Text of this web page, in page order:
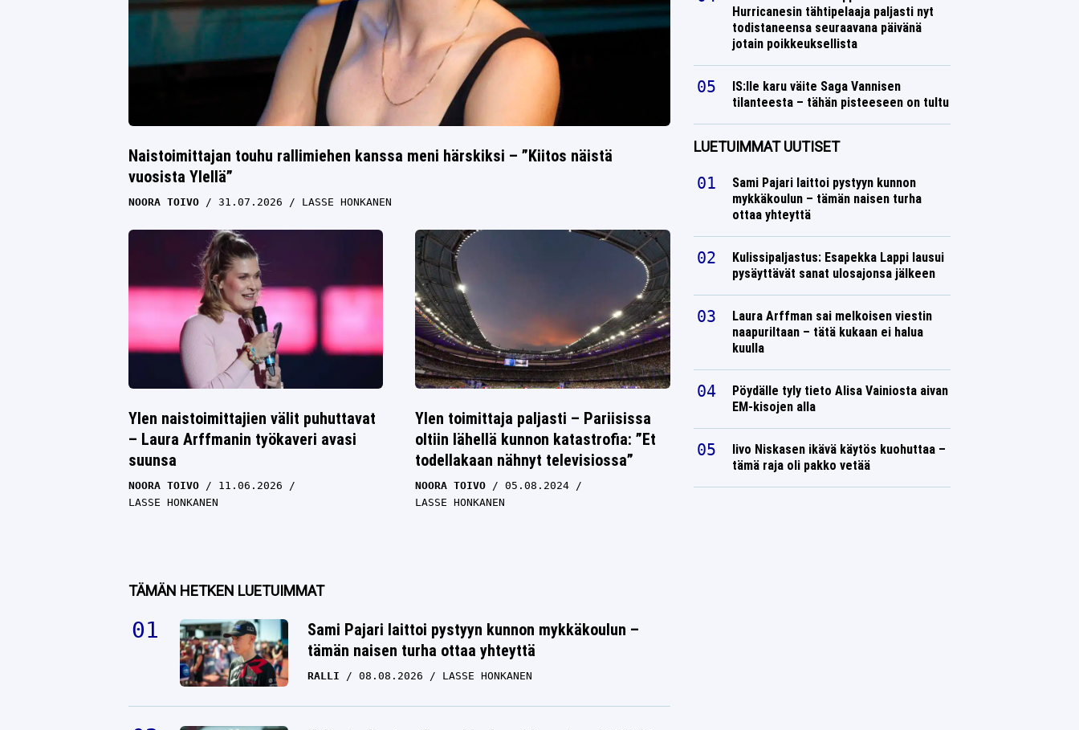
Naistoimittajan touhu rallimiehen kanssa meni härskiksi – ”Kiitos näistä
vuosista Ylellä”
NOORA TOIVO 31.07.2026 LASSE HONKANEN
Ylen naistoimittajien välit puhuttavat
– Laura Arffmanin työkaveri avasi
suunsa
NOORA TOIVO
11.06.2026
LASSE HONKANEN
Ylen toimittaja paljasti – Pariisissa
oltiin lähellä kunnon katastrofia: ”Et
todellakaan nähnyt televisiossa”
NOORA TOIVO
05.08.2024
LASSE HONKANEN
TÄMÄN HETKEN LUETUIMMAT
Sami Pajari laittoi pystyyn kunnon mykkäkoulun –
tämän naisen turha ottaa yhteyttä
RALLI 08.08.2026 LASSE HONKANEN
Hurricanesin tähtipelaaja paljasti nyt
todistaneensa seuraavana päivänä
jotain poikkeuksellista
IS:lle karu väite Saga Vannisen
tilanteesta – tähän pisteeseen on tultu
LUETUIMMAT UUTISET
Sami Pajari laittoi pystyyn kunnon
mykkäkoulun – tämän naisen turha
ottaa yhteyttä
Kulissipaljastus: Esapekka Lappi lausui
pysäyttävät sanat ulosajonsa jälkeen
Laura Arffman sai melkoisen viestin
naapuriltaan – tätä kukaan ei halua
kuulla
Pöydälle tyly tieto Alisa Vainiosta aivan
EM-kisojen alla
Iivo Niskasen ikävä käytös kuohuttaa –
tämä raja oli pakko vetää